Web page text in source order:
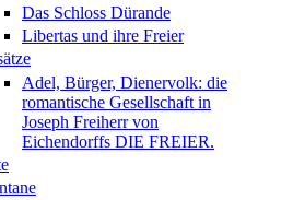
Das Schloss Dürande
Libertas und ihre Freier
Adel, Bürger, Dienervolk: die
romantische Gesellschaft in
Joseph Freiherr von
Eichendorffs DIE FREIER.